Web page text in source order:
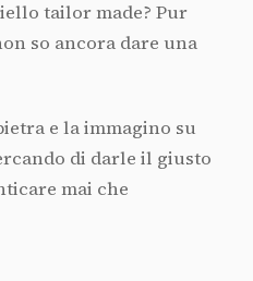
tailor made? Pur
so ancora dare una
e la immagino su
di darle il giusto
mai che